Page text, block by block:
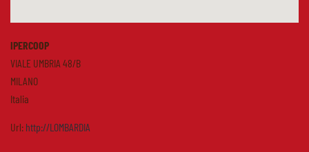
IPERCOOP
VIALE UMBRIA 48/B
MILANO
Italia
Url: http://LOMBARDIA